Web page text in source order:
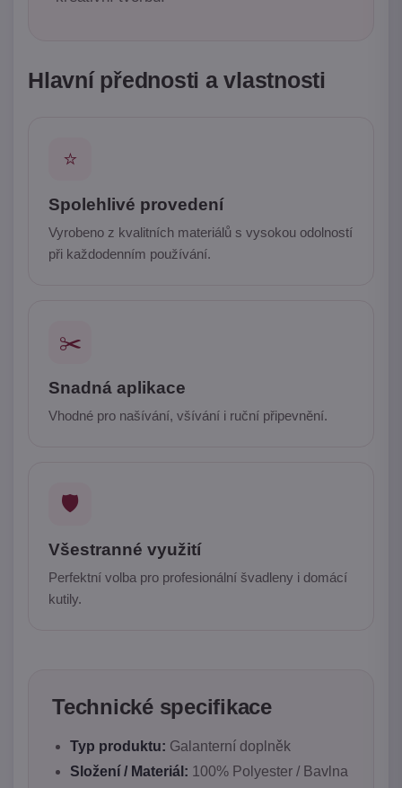
Hlavní přednosti a vlastnosti
⭐
Spolehlivé provedení
Vyrobeno z kvalitních materiálů s vysokou odolností
při každodenním používání.
✂️
Snadná aplikace
Vhodné pro našívání, všívání i ruční připevnění.
🛡️
Všestranné využití
Perfektní volba pro profesionální švadleny i domácí
kutily.
Technické specifikace
Typ produktu: Galanterní doplněk
Složení / Materiál: 100% Polyester / Bavlna